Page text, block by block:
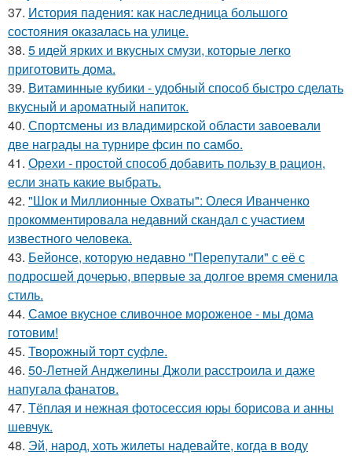
37. История падения: как наследница большого
состояния оказалась на улице.
38. 5 идей ярких и вкусных смузи, которые легко
приготовить дома.
39. Витаминные кубики - удобный способ быстро сделать
вкусный и ароматный напиток.
40. Спортсмены из владимирской области завоевали
две награды на турнире фсин по самбо.
41. Орехи - простой способ добавить пользу в рацион,
если знать какие выбрать.
42. "Шок и Миллионные Охваты": Олеся Иванченко
прокомментировала недавний скандал с участием
известного человека.
43. Бейонсе, которую недавно "Перепутали" с её с
подросшей дочерью, впервые за долгое время сменила
стиль.
44. Самое вкусное сливочное мороженое - мы дома
готовим!
45. Творожный торт суфле.
46. 50-Летней Анджелины Джоли расстроила и даже
напугала фанатов.
47. Тёплая и нежная фотосессия юры борисова и анны
шевчук.
48. Эй, народ, хоть жилеты надевайте, когда в воду